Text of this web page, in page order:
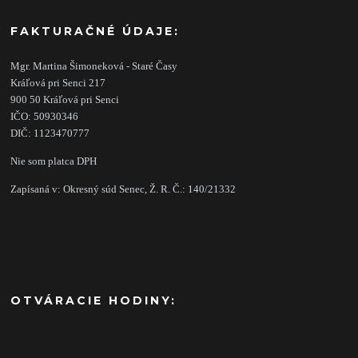
FAKTURAČNÉ ÚDAJE:
Mgr. Martina Šimoneková - Staré Časy
Kráľová pri Senci 217
900 50 Kráľová pri Senci
IČO: 50930346
DIČ: 1123470777
Nie som platca DPH
Zapísaná v: Okresný súd Senec, Ž. R. Č.: 140/21332
OTVÁRACIE HODINY: